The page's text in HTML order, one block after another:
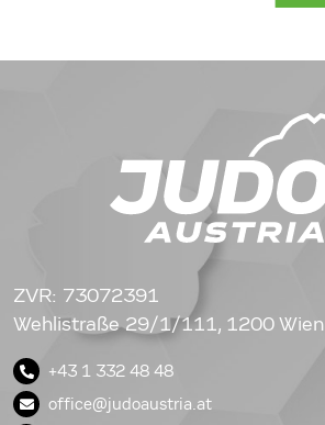
ZVR: 73072391
Wehlistraße 29/1/111, 1200 Wien
+43 1 332 48 48
office@judoaustria.at